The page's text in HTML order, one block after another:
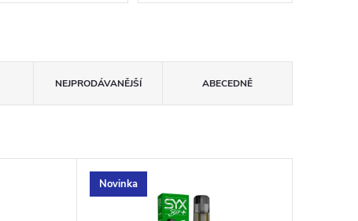
NEJPRODÁVANĚJŠÍ ABECEDNĚ
Novinka